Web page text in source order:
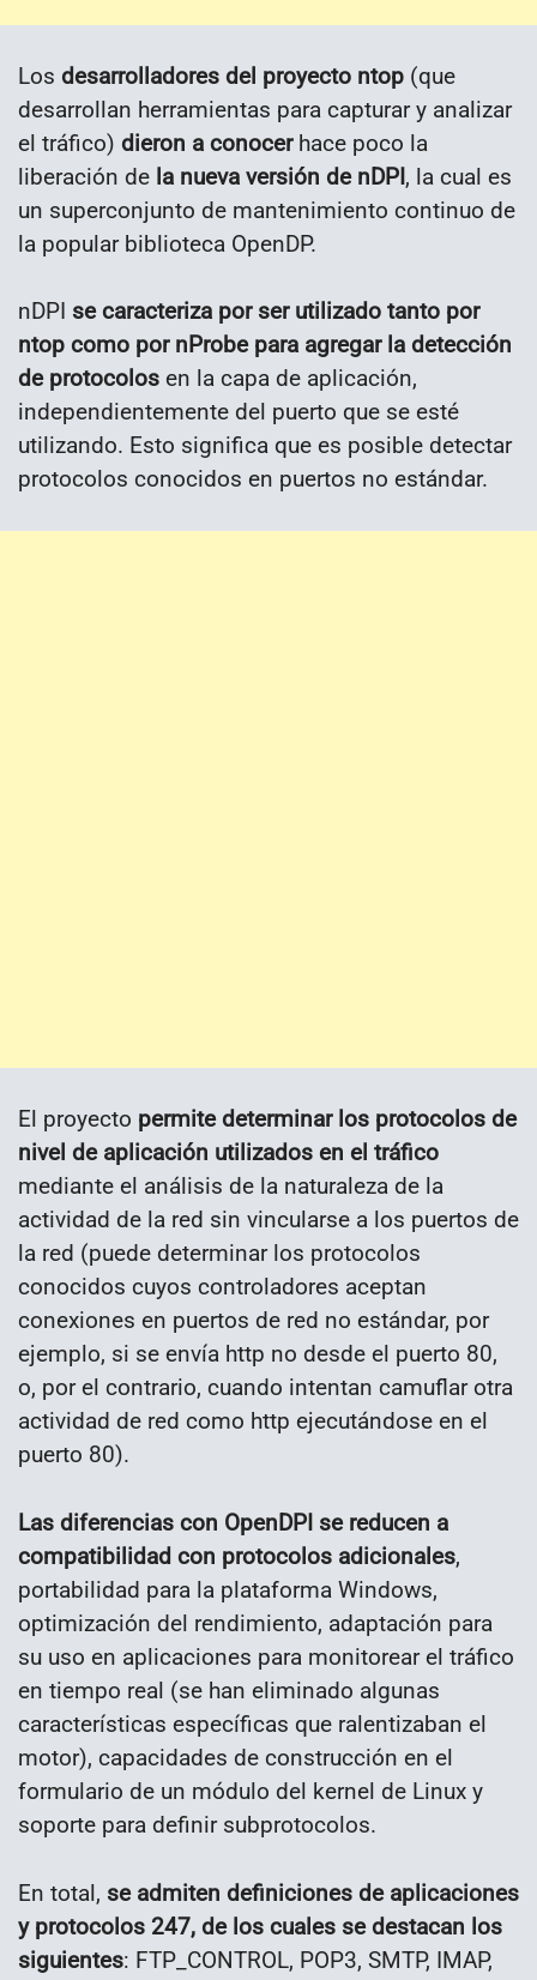
Los desarrolladores del proyecto ntop (que
desarrollan herramientas para capturar y analizar
el tráfico) dieron a conocerhace poco la
liberación de la nueva versión de nDPI, la cual es
un superconjunto de mantenimiento continuo de
la popular biblioteca OpenDP.
nDPI se caracteriza por ser utilizado tanto por
ntop como por nProbe para agregar la detección
de protocolos en la capa de aplicación,
independientemente del puerto que se esté
utilizando. Esto significa que es posible detectar
protocolos conocidos en puertos no estándar.
El proyecto permite determinar los protocolos de
nivel de aplicación utilizados en el tráfico
mediante el análisis de la naturaleza de la
actividad de la red sin vincularse a los puertos de
la red (puede determinar los protocolos
conocidos cuyos controladores aceptan
conexiones en puertos de red no estándar, por
ejemplo, si se envía http no desde el puerto 80,
o, por el contrario, cuando intentan camuflar otra
actividad de red como http ejecutándose en el
puerto 80).
Las diferencias con OpenDPI se reducen a
compatibilidad con protocolos adicionales,
portabilidad para la plataforma Windows,
optimización del rendimiento, adaptación para
su uso en aplicaciones para monitorear el tráfico
en tiempo real (se han eliminado algunas
características específicas que ralentizaban el
motor), capacidades de construcción en el
formulario de un módulo del kernel de Linux y
soporte para definir subprotocolos.
En total, se admiten definiciones de aplicaciones
y protocolos 247, de los cuales se destacan los
siguientes: FTP_CONTROL, POP3, SMTP, IMAP,